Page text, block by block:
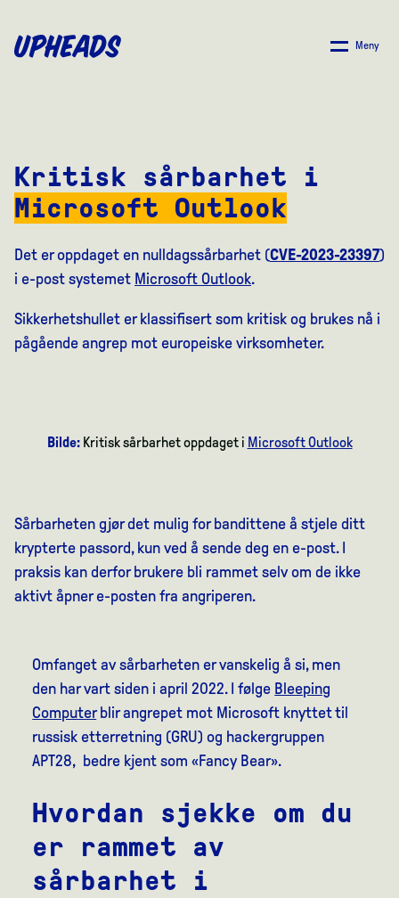
MAIN
Meny
Kritisk sårbarhet i
Microsoft Outlook
Det er oppdaget en nulldagssårbarhet (CVE-2023-23397)
i e-post systemet Microsoft Outlook.
Sikkerhetshullet er klassifisert som kritisk og brukes nå i
pågående angrep mot europeiske virksomheter.
Sårbarheten gjør det mulig for bandittene å stjele ditt
krypterte passord, kun ved å sende deg en e-post. I
praksis kan derfor brukere bli rammet selv om de ikke
aktivt åpner e-posten fra angriperen.
Bilde:Kritisk sårbarhet oppdaget i Microsoft Outlook
Omfanget av sårbarheten er vanskelig å si, men
den har vart siden i april 2022. I følge Bleeping
Computerblir angrepet mot Microsoft knyttet til
russisk etterretning (GRU) og hackergruppen
APT28, bedre kjent som «Fancy Bear».
Hvordan sjekke om du
er rammet av
sårbarhet i